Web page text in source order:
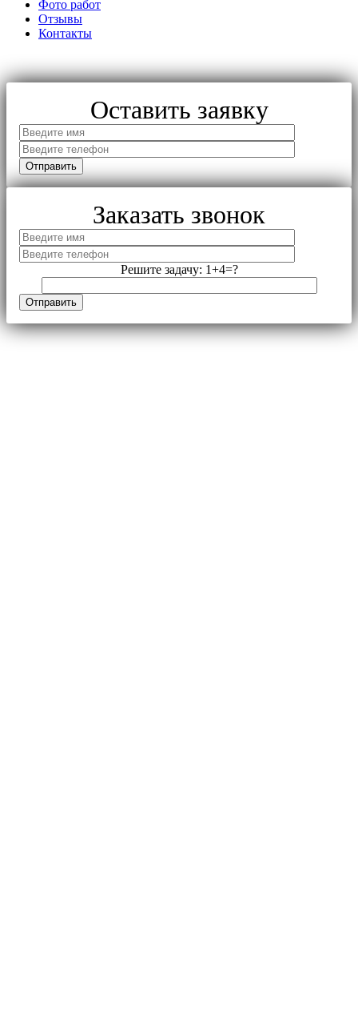
Фото работ
Отзывы
Контакты
Оставить заявку
Заказать звонок
Решите задачу: 1+4=?